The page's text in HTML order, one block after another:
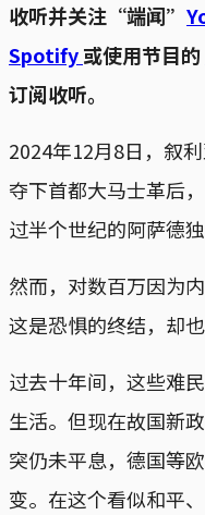
收听并关注“端闻”
Spotify或使用节目的
订阅收听。
2024年12月8日，叙
夺下首都大马士革后
过半个世纪的阿萨德
然而，对数百万因为
这是恐惧的终结，却
过去十年间，这些难
生活。但现在故国新
突仍未平息，德国等
变。在这个看似和平